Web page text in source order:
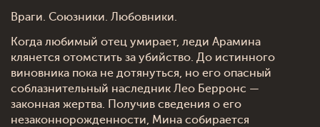
Враги. Союзники. Любовники.
Когда любимый отец умирает, леди Арамина
клянется отомстить за убийство. До истинного
виновника пока не дотянуться, но его опасный
соблазнительный наследник Лео Берронс —
законная жертва. Получив сведения о его
незаконнорожденности, Мина собирается